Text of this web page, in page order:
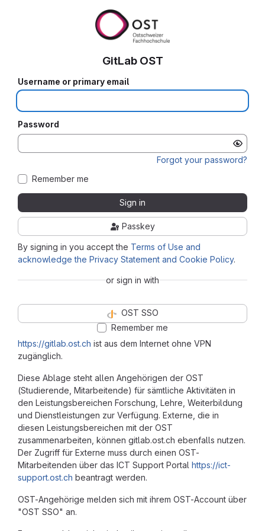
https://gitlab.ost.ch ist aus dem Internet ohne VPN
zugänglich.
Diese Ablage steht allen Angehörigen der OST
(Studierende, Mitarbeitende) für sämtliche Aktivitäten in
den Leistungsbereichen Forschung, Lehre, Weiterbildung
und Dienstleistungen zur Verfügung. Externe, die in
diesen Leistungsbereichen mit der OST
zusammenarbeiten, können gitlab.ost.ch ebenfalls nutzen.
Der Zugriff für Externe muss durch einen OST-
Mitarbeitenden über das ICT Support Portal https://ict-
support.ost.ch beantragt werden.
OST-Angehörige melden sich mit ihrem OST-Account über
"OST SSO" an.
GitLab OST
Username or primary email
Password
Forgot your password?
Remember me
Sign in
Passkey
By signing in you accept the Terms of Use and
acknowledge the Privacy Statement and Cookie Policy.
or sign in with
OST SSO
Remember me